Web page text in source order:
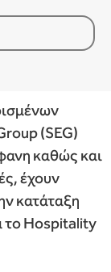
(SEG)
καθώς και
έχουν
κατάταξη
τo Hospitality